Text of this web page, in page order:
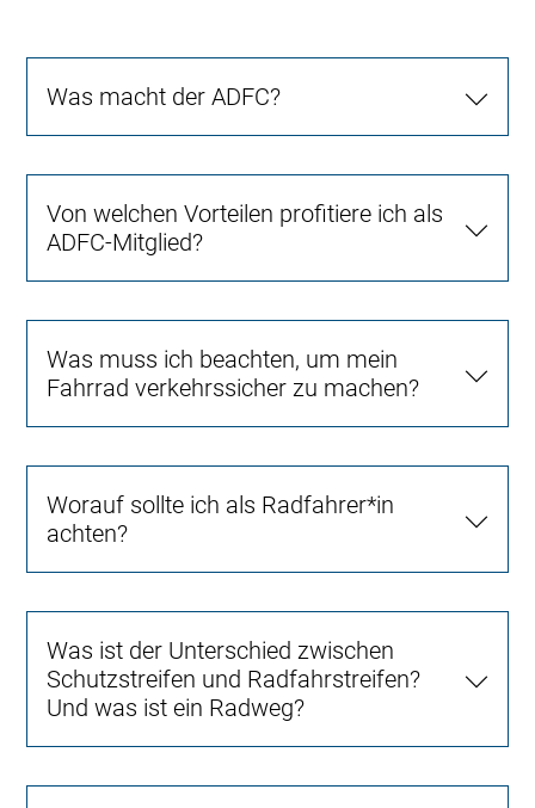
Was macht der ADFC?
Von welchen Vorteilen profitiere ich als
ADFC-Mitglied?
Was muss ich beachten, um mein
Fahrrad verkehrssicher zu machen?
Worauf sollte ich als Radfahrer*in
achten?
Was ist der Unterschied zwischen
Schutzstreifen und Radfahrstreifen?
Und was ist ein Radweg?